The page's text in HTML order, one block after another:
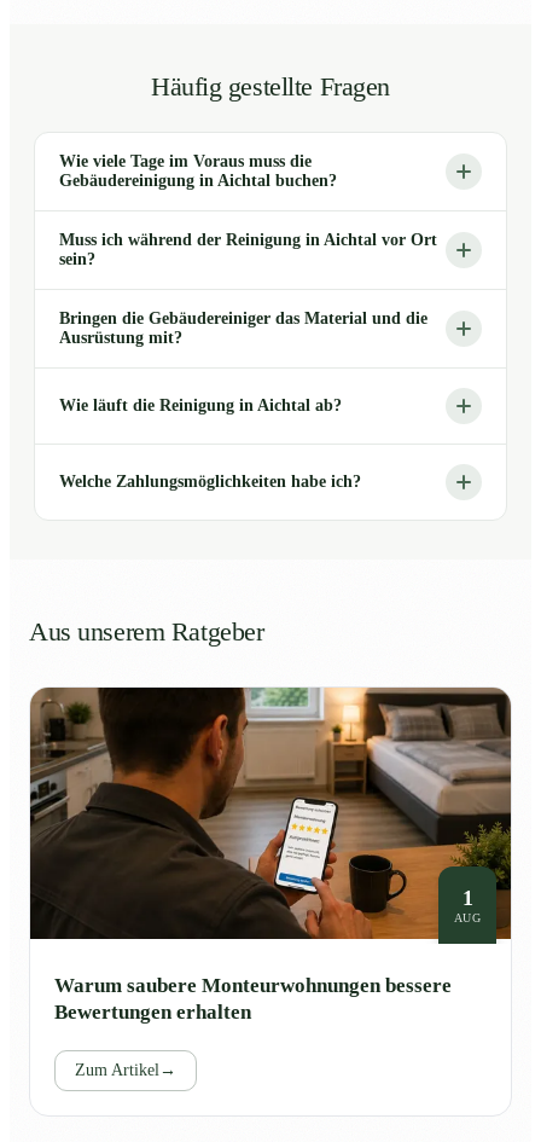
Häufig gestellte Fragen
Wie viele Tage im Voraus muss die
Gebäudereinigung in Aichtal buchen?
Muss ich während der Reinigung in Aichtal vor Ort
sein?
Bringen die Gebäudereiniger das Material und die
Ausrüstung mit?
Wie läuft die Reinigung in Aichtal ab?
Welche Zahlungsmöglichkeiten habe ich?
Aus unserem Ratgeber
1
AUG
Warum saubere Monteurwohnungen bessere
Bewertungen erhalten
Zum Artikel→